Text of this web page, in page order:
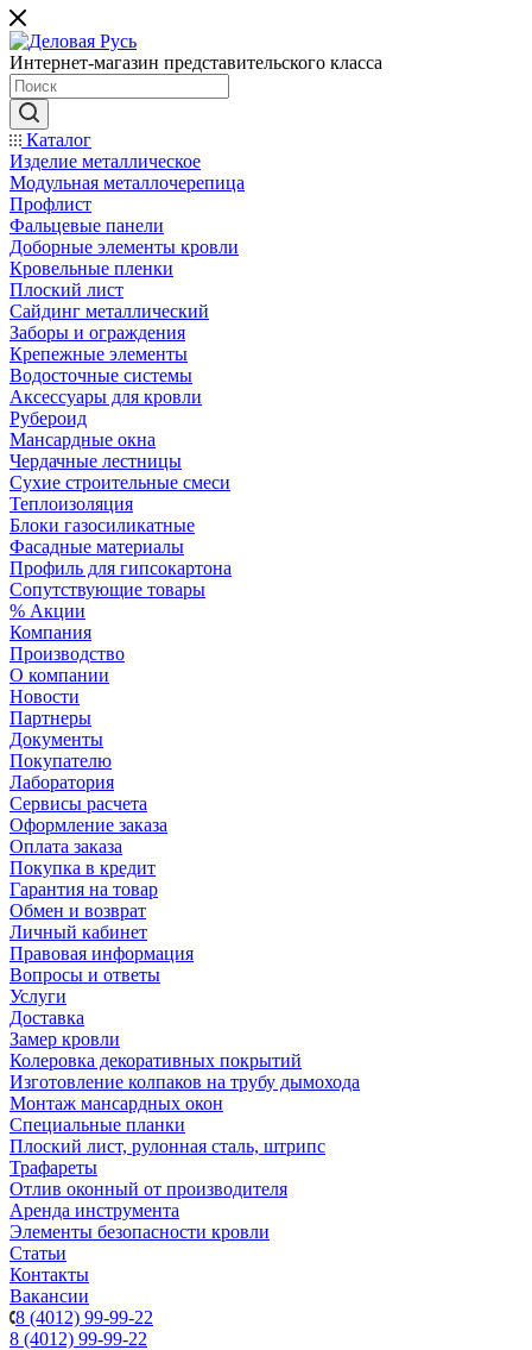
Интернет-магазин представительского класса
Каталог
Изделие металлическое
Модульная металлочерепица
Профлист
Фальцевые панели
Доборные элементы кровли
Кровельные пленки
Плоский лист
Сайдинг металлический
Заборы и ограждения
Крепежные элементы
Водосточные системы
Аксессуары для кровли
Рубероид
Мансардные окна
Чердачные лестницы
Сухие строительные смеси
Теплоизоляция
Блоки газосиликатные
Фасадные материалы
Профиль для гипсокартона
Сопутствующие товары
% Акции
Компания
Производство
О компании
Новости
Партнеры
Документы
Покупателю
Лаборатория
Сервисы расчета
Оформление заказа
Оплата заказа
Покупка в кредит
Гарантия на товар
Обмен и возврат
Личный кабинет
Правовая информация
Вопросы и ответы
Услуги
Доставка
Замер кровли
Колеровка декоративных покрытий
Изготовление колпаков на трубу дымохода
Монтаж мансардных окон
Специальные планки
Плоский лист, рулонная сталь, штрипс
Трафареты
Отлив оконный от производителя
Аренда инструмента
Элементы безопасности кровли
Статьи
Контакты
Вакансии
8 (4012) 99-99-22
8 (4012) 99-99-22